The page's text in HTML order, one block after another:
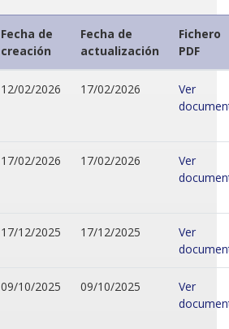
Fecha de
creación
Fecha de
actualización
Fichero
PDF
12/02/2026 17/02/2026
Ver
17/02/2026 17/02/2026
Ver
17/12/2025 17/12/2025
Ver
09/10/2025 09/10/2025
Ver